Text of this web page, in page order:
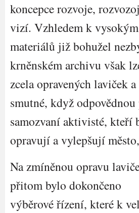
koncepce rozvoje,
vizí. Vzhledem k
materiálů již bohužel
krněnském archivu však
zcela opravených laviček
smutné, když
samozvaní aktivisté, kteří
opravují a vylepšují
Na zmíněnou opravu
přitom bylo dokončeno
výběrové řízení, které k